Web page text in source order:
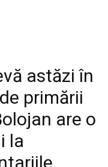
astăzi în
primării
are o
la